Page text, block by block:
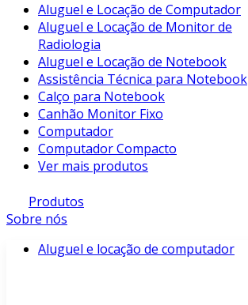
Aluguel e Locação de Computador
Aluguel e Locação de Monitor de
Radiologia
Aluguel e Locação de Notebook
Assistência Técnica para Notebook
Calço para Notebook
Canhão Monitor Fixo
Computador
Computador Compacto
Ver mais produtos
Produtos
Sobre nós
Aluguel e locação de computador